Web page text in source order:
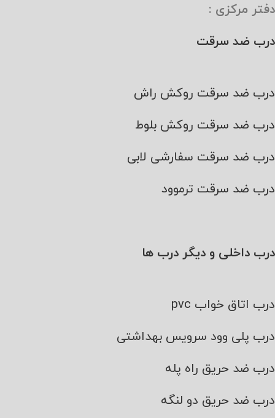
دفتر مرکزی :
درب ضد سرقت
درب ضد سرقت روکش راش
درب ضد سرقت روکش بلوط
درب ضد سرقت سفارشی لابی
درب ضد سرقت ترموود
درب داخلی و دیگر درب ها
درب اتاق خواب pvc
درب پلی وود سرویس بهداشتی
درب ضد حریق راه پله
درب ضد حریق دو لنگه